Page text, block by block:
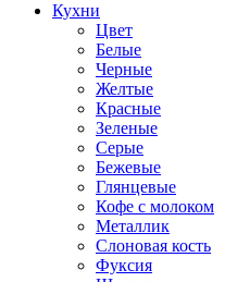
Кухни
Цвет
Белые
Черные
Желтые
Красные
Зеленые
Серые
Бежевые
Глянцевые
Кофе с молоком
Металлик
Слоновая кость
Фуксия